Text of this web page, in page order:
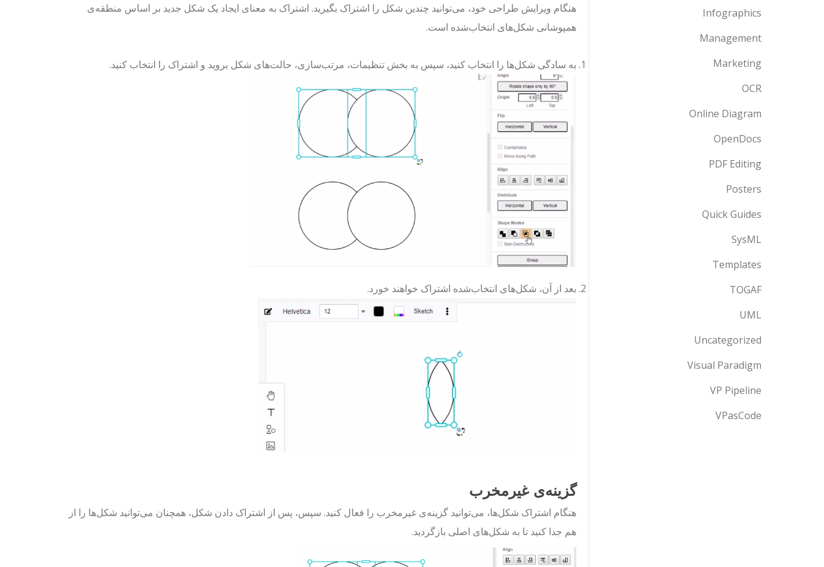
هنگام ویرایش طراحی خود، می‌توانید چندین شکل را اشتراک بگیرید. اشتراک به معنای ایجاد یک شکل جدید بر اساس منطقه‌ی
همپوشانی شکل‌های انتخاب‌شده است.
به سادگی شکل‌ها را انتخاب کنید، سپس به بخش تنظیمات، مرتب‌سازی، حالت‌های شکل بروید و اشتراک را انتخاب کنید.
بعد از آن، شکل‌های انتخاب‌شده اشتراک خواهند خورد.
گزینه‌ی غیرمخرب
هنگام اشتراک شکل‌ها، می‌توانید گزینه‌ی غیرمخرب را فعال کنید. سپس، پس از اشتراک دادن شکل، همچنان می‌توانید شکل‌ها را از
هم جدا کنید تا به شکل‌های اصلی بازگردید.
Infographics
Management
Marketing
OCR
Online Diagram
OpenDocs
PDF Editing
Posters
Quick Guides
SysML
Templates
TOGAF
UML
Uncategorized
Visual Paradigm
VP Pipeline
VPasCode